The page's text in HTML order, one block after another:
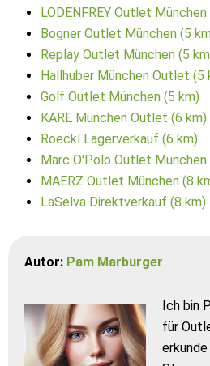
LODENFREY Outlet München
Bogner Outlet München (5
Replay Outlet München (5
Hallhuber München Outlet (5
Golf Outlet München (5 km)
KARE München Outlet (6 km)
Roeckl Lagerverkauf (6 km)
Marc O'Polo Outlet München
MAERZ Outlet München (8
LaSelva Direktverkauf (8 km)
Autor: Pam Marburger
Ich bin
für